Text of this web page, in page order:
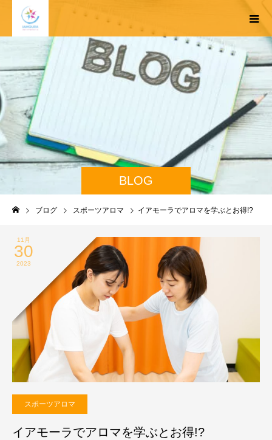
BLOG
ブログ スポーツアロマ イアモーラでアロマを学ぶとお得!?
11月
30
2023
スポーツアロマ
イアモーラでアロマを学ぶとお得!?